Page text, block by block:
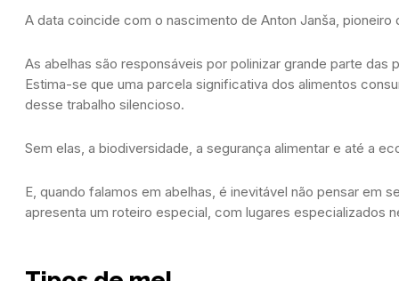
A data coincide com o nascimento de Anton Janša, pioneiro
As abelhas são responsáveis por polinizar grande parte
Estima-se que uma parcela significativa dos alimentos
desse trabalho silencioso.
Sem elas, a biodiversidade, a segurança alimentar e até a
E, quando falamos em abelhas, é inevitável não pensar em
apresenta um roteiro especial, com lugares especializados